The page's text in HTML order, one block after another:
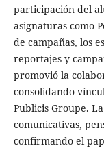
participación del
asignaturas como
de campañas, los
reportajes y
promovió la
consolidando
Publicis Groupe.
comunicativas,
confirmando el